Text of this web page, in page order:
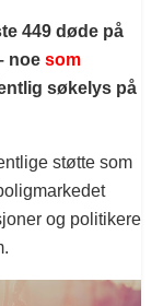
449 døde på
noe som
søkelys på
støtte som
og politikere